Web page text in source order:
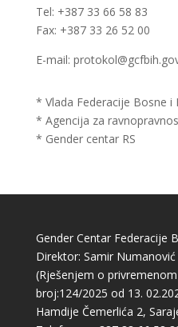
Tel: +387 33 66 58 83
Fax: +387 33 26 52 00
E-mail:
* Vlada Federacije Bosne i
* Agencija za
* Gender centar RS
Gender Centar Federacije
Direktor: Samir Numanović
(Rješenjem o
broj:124/2025 od 13.
Hamdije Čemerlića 2,